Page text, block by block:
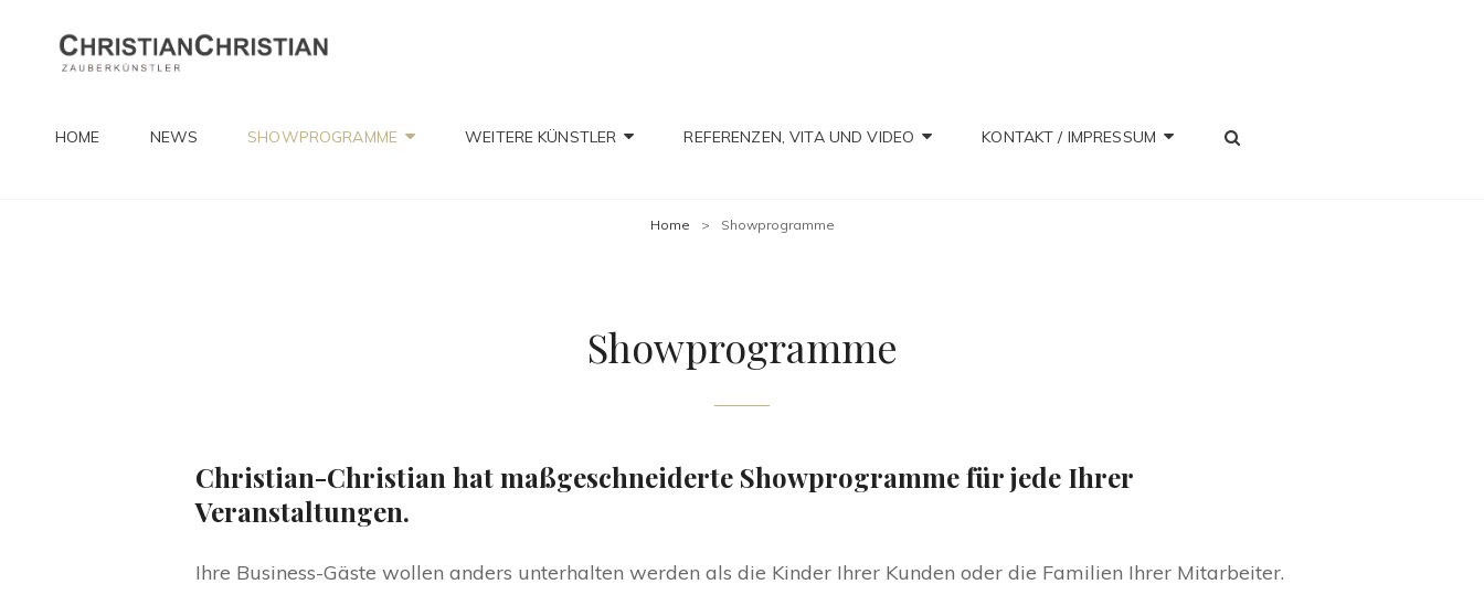
HOME NEWS SHOWPROGRAMME WEITERE KÜNSTLER REFERENZEN, VITA UND VIDEO KONTAKT / IMPRESSUM
Home > Showprogramme
Showprogramme
Christian-Christian hat maßgeschneiderte Showprogramme für jede Ihrer
Veranstaltungen.
Ihre Business-Gäste wollen anders unterhalten werden als die Kinder Ihrer Kunden oder die Familien Ihrer Mitarbeiter.